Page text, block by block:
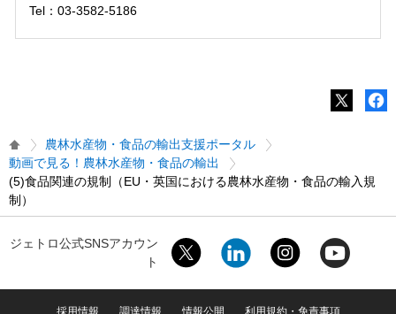
Tel：03-3582-5186
農林水産物・食品の輸出支援ポータル
動画で見る！農林水産物・食品の輸出
(5)食品関連の規制（EU・英国における農林水産物・食品の輸入規
制）
ジェトロ公式SNSアカウン
ト
採用情報 調達情報 情報公開 利用規約・免責事項